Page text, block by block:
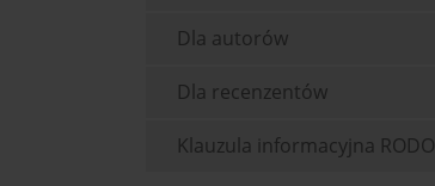
Dla autorów
Dla recenzentów
Klauzula informacyjna RODO